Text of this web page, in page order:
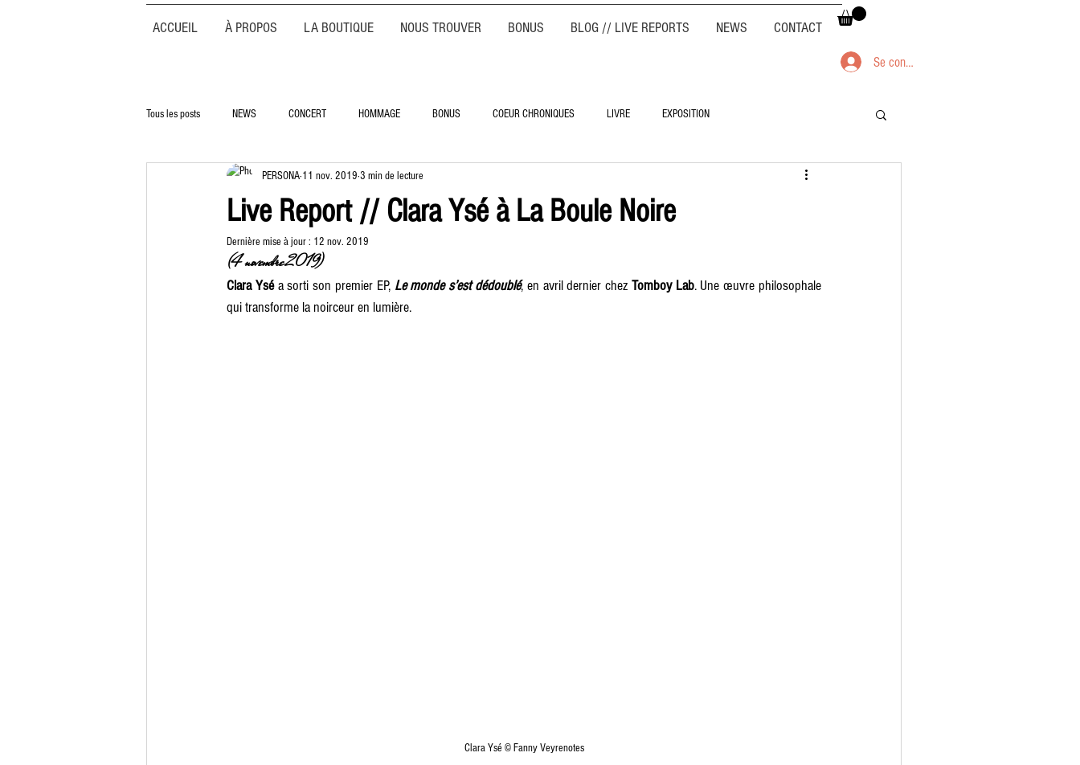
ACCUEIL À PROPOS LA BOUTIQUE NOUS TROUVER BONUS BLOG // LIVE REPORTS NEWS CONTACT
Se connecter
Tous les posts NEWS CONCERT HOMMAGE BONUS COEUR CHRONIQUES LIVRE EXPOSITION
Live Report // Clara Ysé à La Boule Noire
PERSONA 11 nov. 2019 3 min de lecture
Dernière mise à jour : 12 nov. 2019
(4 novembre 2019)
Clara Ysé a sorti son premier EP, Le monde s’est dédoublé, en avril dernier chez Tomboy Lab. Une œuvre philosophale
qui transforme la noirceur en lumière.
Clara Ysé © Fanny Veyrenotes